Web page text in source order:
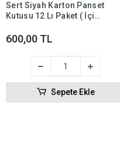
Sert Siyah Karton Panset
Kutusu 12 Lı Paket ( İçi
600,00 TL
Sepete Ekle